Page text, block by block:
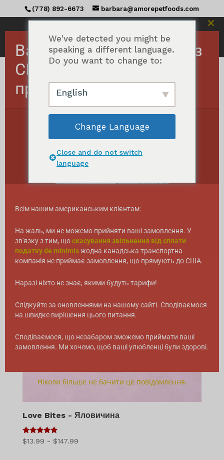
(778) 892-6673 barbara@amorepetfoods.com
Головна сторінка/ Товари з тегом "Raw dog
treats"
Сирі ласощі для собак
Відображення єдиного результату
Love Bites - Яловичина
5
з 5
$13.99 - $147.99Діапазон
We've detected you might be
speaking a different language.
Do you want to change to:
English
Change Language
Close and do not switch
language
Важливо! Замовлення з
США тимчасово
призупинено.
Всім нашим американським клієнтам:
На жаль, ми не можемо прийняти ваші замовлення. У
зв'язку з тим, щоскасування звільнення від сплати
податку de minimisжодна канадська транспортна
компанія не приймає замовлення, що прямують до США.
Наразі ніхто не знає, якими будуть тарифи!
Слідкуйте за оновленнями на нашому сайті. Сподіваємося
на швидке вирішення цього питання.
Сподіваємося, що незабаром зможемо приймати ваші
замовлення. Ми хочемо, щоб ваші улюбленці були здорові.
Ніколи більше не бачити це повідомлення.